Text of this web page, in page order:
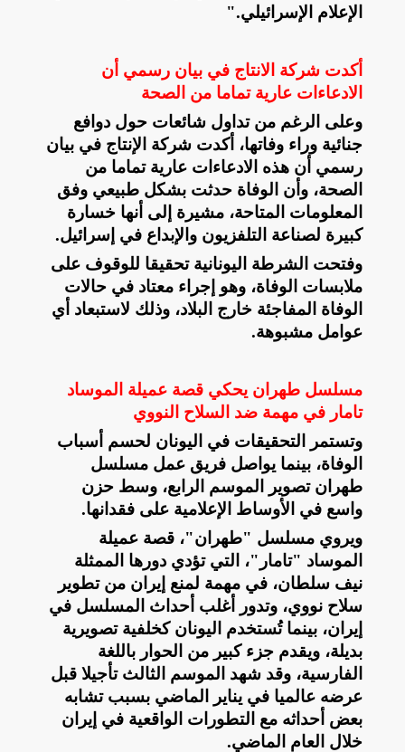
الإعلام الإسرائيلي".
أكدت شركة الانتاج في بيان رسمي أن
الادعاءات عارية تماما من الصحة
وعلى الرغم من تداول شائعات حول دوافع
جنائية وراء وفاتها، أكدت شركة الإنتاج في بيان
رسمي أن هذه الادعاءات عارية تماما من
الصحة، وأن الوفاة حدثت بشكل طبيعي وفق
المعلومات المتاحة، مشيرة إلى أنها خسارة
كبيرة لصناعة التلفزيون والإبداع في إسرائيل.
وفتحت الشرطة اليونانية تحقيقا للوقوف على
ملابسات الوفاة، وهو إجراء معتاد في حالات
الوفاة المفاجئة خارج البلاد، وذلك لاستبعاد أي
عوامل مشبوهة.
مسلسل طهران يحكي قصة عميلة الموساد
تامار في مهمة ضد السلاح النووي
وتستمر التحقيقات في اليونان لحسم أسباب
الوفاة، بينما يواصل فريق عمل مسلسل
طهران تصوير الموسم الرابع، وسط حزن
واسع في الأوساط الإعلامية على فقدانها.
ويروي مسلسل "طهران"، قصة عميلة
الموساد "تامار"، التي تؤدي دورها الممثلة
نيف سلطان، في مهمة لمنع إيران من تطوير
سلاح نووي، وتدور أغلب أحداث المسلسل في
إيران، بينما تُستخدم اليونان كخلفية تصويرية
بديلة، ويقدم جزء كبير من الحوار باللغة
الفارسية، وقد شهد الموسم الثالث تأجيلا قبل
عرضه عالميا في يناير الماضي بسبب تشابه
بعض أحداثه مع التطورات الواقعية في إيران
خلال العام الماضي.